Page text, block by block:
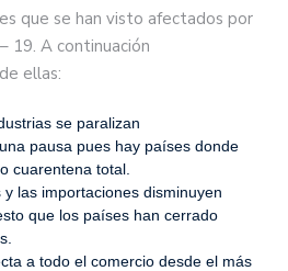
que se han visto afectados por
19. A continuación
ellas:
se paralizan
pausa pues hay países donde
cuarentena total.
las importaciones disminuyen
que los países han cerrado
a todo el comercio desde el más